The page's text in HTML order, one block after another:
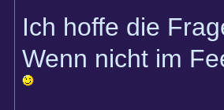
Ich hoffe die
Wenn nicht im